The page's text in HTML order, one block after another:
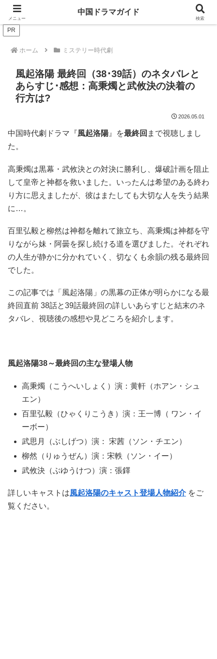
ドラマは歴史を知るともっと面白い！
PR
ホーム ミステリー時代劇
風起洛陽 最終回（38･39話）のネタバレと
あらすじ･感想：高秉燭と武攸決の決着の
行方は?
2026.05.01
中国時代劇ドラマ『風起洛陽 』を最終回 まで視聴しまし
た。
高秉燭は黒幕・武攸決との対決に勝利し、爆破計画を阻止
して皇帝と神都を救いました。いったんは希望のある終わ
り方に思えましたが、彼はまたしても大切な人を失う結果
に…。
百里弘毅と柳然は神都を離れて旅立ち、高秉燭は神都を守
りながら妹・阿曇を探し続ける道を選びました。それぞれ
の人生が静かに分かれていく、切なくも余韻の残る最終回
でした。
この記事では「風起洛陽」の黒幕の正体が明らかになる最
終回直前 38話と39話最終回の詳しいあらすじと結末のネ
タバレ、視聴後の感想や見どころを紹介します。
風起洛陽38～最終回の主な登場人物
高秉燭（こうへいしょく）演：黄軒（ホアン・シュ
エン）
百里弘毅（ひゃくりこうき）演：王一博（ ワン・イ
ーボー）
武思月（ぶしげつ）演： 宋茜（ソン・チエン）
柳然（りゅうぜん）演：宋軼（ソン・イー）
武攸決（ぶゆうけつ）演：張鐸
詳しいキャストは風起洛陽のキャスト登場人物紹介をご
覧ください。
メニュー
中国ドラマガイド
検索